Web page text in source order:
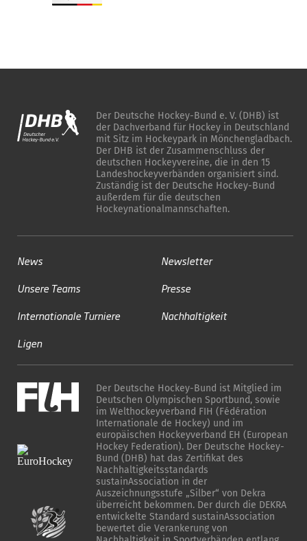
Der Deutsche Hockey-Bund e. V. (DHB) ist
der Dachverband für Hockey in Deutschland
mit Sitz im Hockeypark in Mönchengladbach.
Der DHB ist der Zusammenschluss der
deutschen Hockeyvereine, die in den 15
Landeshockeyverbänden organisiert sind.
Zuständig ist der Deutsche Hockey-Bund
außerdem für die deutschen
Hockeynationalmannschaften.
News
Unsere Teams
Internationale Turniere
Ligen
Newsletter
Presse
Nachhaltigkeit
Der Deutsche Hockey-Bund ist Mitglied im
Deutschen Olympischen Sportbund, sowie
im Welthockeyverband FIH (Fédération
Internationale de Hockey) und im
europäischen Hockeyverband EH (European
Hockey Federation). Der Deutsche Hockey-
Bund (DHB) hat das Zertifikat des
Nachhaltigkeitsstandards
sustainAssociation in der
Auszeichnungsstufe „Silber“ von Dekra
überreicht bekommen. Der durch die DEKRA
entwickelte Standard sustainAssociation
bewertet die Verankerung von